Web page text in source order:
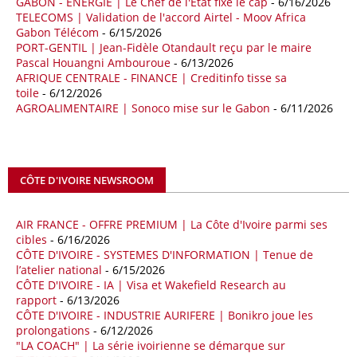
09/05/26 ITALIE - LIBYE
Les deux pays veulent accélérer leurs projets gaziers communs, afin
de sécuriser davantage les approvisionnements énergétiques en
Méditerranée, dans un contexte marqué par des tensions
géopolitiques internationales et des perturbations sur le marché
mondial du gaz. Réunis à Rome le jeudi 7 mai, la Première ministre
coopération et les investissements dans le secteur énergétique. Cette
séquence survient alors que Rome cherche à réduire son exposition
18/04/26 ALGERIE - BP
La multinationale BP signe son retour en Algérie où un permis de
prospection d’hydrocarbures dans le bassin oriental lui a été attribué
par l’Agence nationale pour la valorisation des ressources en
hydrocarbures (ALNAFT). L’information rendue publique mercredi 15
avril par l’institution, intervient dans le cadre de sa politique de relance
de l’exploration. Le périmètre concerné se situe dans une zone de
l’est du pays jugée peu explorée malgré son potentiel. BP pourra y
TELECOMS | Validation de l'accord Airtel - Moov Africa
Gabon Télécom - 6/15/2026
PORT-GENTIL | Jean-Fidèle Otandault reçu par le maire
Pascal Houangni Ambouroue - 6/13/2026
AFRIQUE CENTRALE - FINANCE | Creditinfo tisse sa
toile - 6/12/2026
AGROALIMENTAIRE | Sonoco mise sur le Gabon - 6/11/2026
CÔTE D'IVOIRE NEWSROOM
AIR FRANCE - OFFRE PREMIUM | La Côte d'Ivoire parmi ses
cibles - 6/16/2026
CÔTE D'IVOIRE - SYSTEMES D'INFORMATION | Tenue de
l’atelier national - 6/15/2026
CÔTE D'IVOIRE - IA | Visa et Wakefield Research au
rapport - 6/13/2026
CÔTE D'IVOIRE - INDUSTRIE AURIFERE | Bonikro joue les
prolongations - 6/12/2026
"LA COACH" | La série ivoirienne se démarque sur